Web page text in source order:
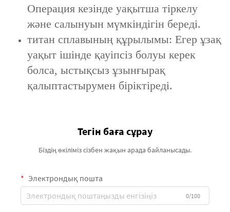
Операция кезінде уақытша тіркелу
және салынуын мүмкіндігін береді.
титан сплавының құрылымы: Егер ұзақ
уақыт ішінде қауіпсіз болуы керек
болса, ыстықсыз ұзынғырақ
қалыптастырумен біріктіреді.
Тегін баға сұрау
Біздің өкіліміз сізбен жақын арада байланысады.
Электрондық пошта
0/100